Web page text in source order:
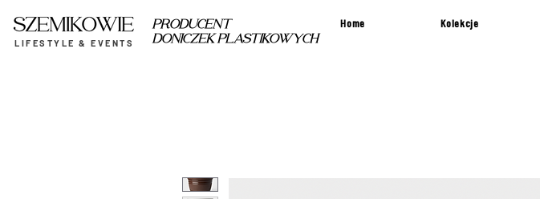
LIFESTYLE & EVENTS
Home Kolekcje
PRODUCENT
DONICZEK PLASTIKOWYCH